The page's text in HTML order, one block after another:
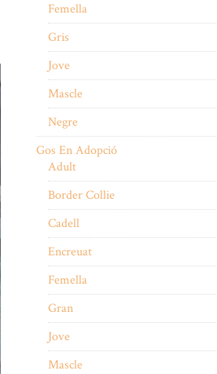
Femella
Gris
Jove
Mascle
Negre
Gos En Adopció
Adult
Border Collie
Cadell
Encreuat
Femella
Gran
Jove
Mascle